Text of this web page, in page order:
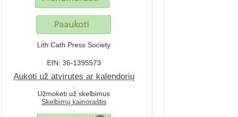
Lith Cath Press Society
EIN: 36-1395573
Aukoti už atvirutes ar kalendorių
.
Užmokėti už skelbimus
Skelbimų kainoraštis
.